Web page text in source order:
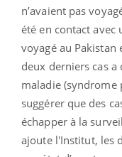
n’avaient pas
été en contact
voyagé au Pakistan
deux derniers cas
maladie (syndrome
suggérer que des
échapper à la
ajoute l'Institut, les